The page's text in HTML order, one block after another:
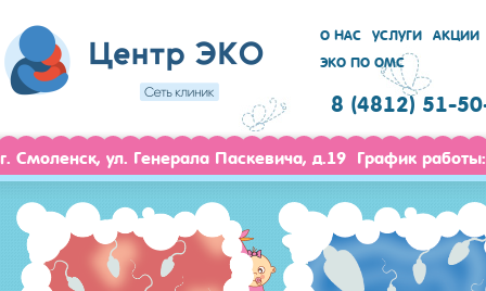
О НАС УСЛУГИ
АКЦИИ
ЭКО ПО ОМС
8 (4812) 51-
г. Смоленск, ул. Генерала Паскевича, д.19 График